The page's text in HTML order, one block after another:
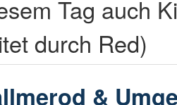
Tag auch
durch Red)
&